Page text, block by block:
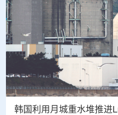
韩国利用月城重水堆推进